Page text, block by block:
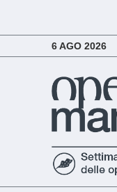
6 AGO 2026